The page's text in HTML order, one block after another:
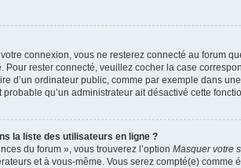
connexion, vous ne resterez connecté au forum
Pour rester connecté, veuillez cocher la case
d’un ordinateur public, comme par exemple dans
qu’un administrateur ait désactivé cette
la liste des utilisateurs en ligne ?
du forum », vous trouverez l’option Masquer votre
et à vous-même. Vous serez compté(e) comme